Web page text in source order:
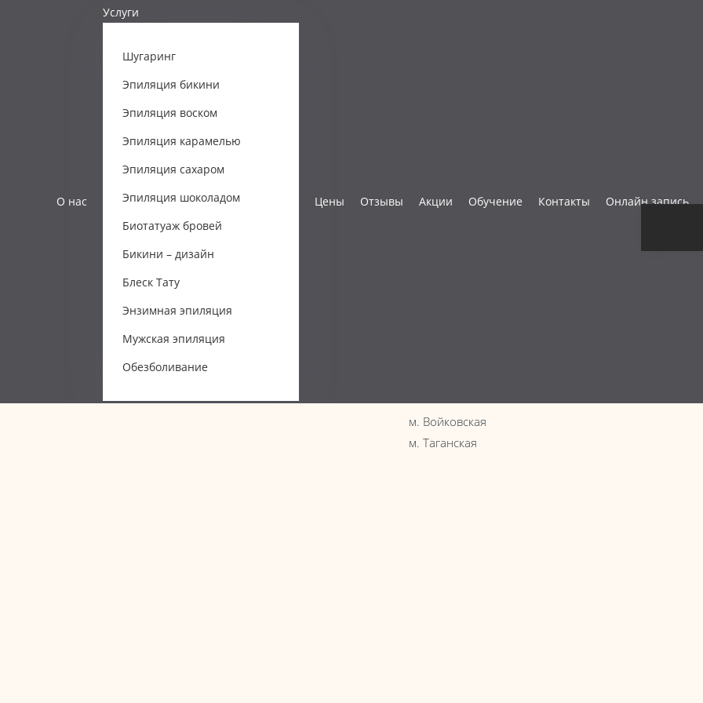
О нас
Услуги
Шугаринг
Эпиляция бикини
Эпиляция воском
Эпиляция карамелью
Эпиляция сахаром
Эпиляция шоколадом
Биотатуаж бровей
Бикини – дизайн
Блеск Тату
Энзимная эпиляция
Мужская эпиляция
Обезболивание
Цены Отзывы Акции Обучение Контакты Онлайн запись
м. Войковская
м. Таганская